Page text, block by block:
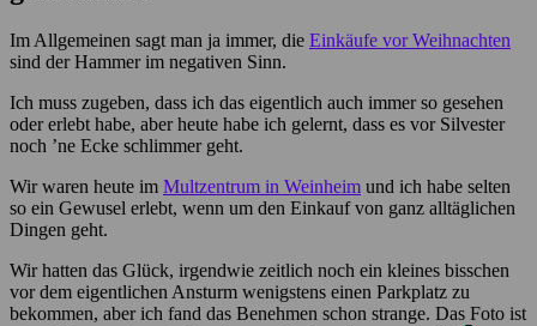
Im Allgemeinen sagt man ja immer, die Einkäufe vor Weihnachten
sind der Hammer im negativen Sinn.
Ich muss zugeben, dass ich das eigentlich auch immer so gesehen
oder erlebt habe, aber heute habe ich gelernt, dass es vor Silvester
noch ’ne Ecke schlimmer geht.
Wir waren heute im Multzentrum in Weinheim und ich habe selten
so ein Gewusel erlebt, wenn um den Einkauf von ganz alltäglichen
Dingen geht.
Wir hatten das Glück, irgendwie zeitlich noch ein kleines bisschen
vor dem eigentlichen Ansturm wenigstens einen Parkplatz zu
bekommen, aber ich fand das Benehmen schon strange. Das Foto ist